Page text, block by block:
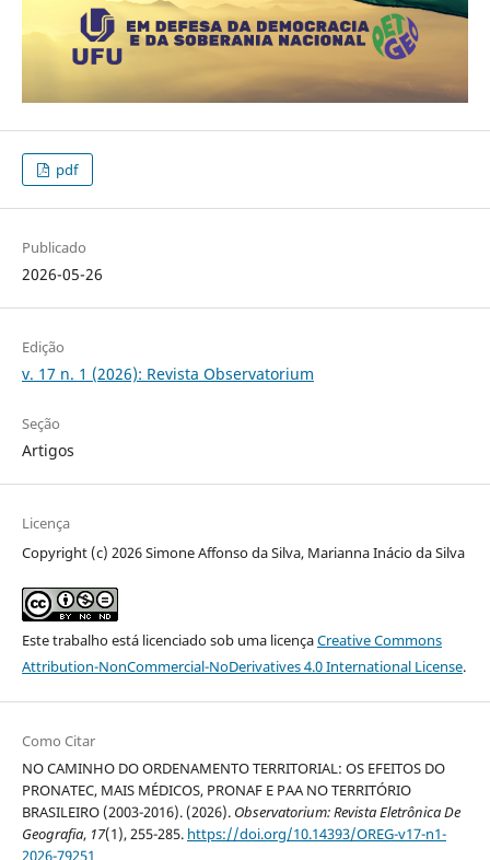
pdf
Publicado
2026-05-26
Edição
v. 17 n. 1 (2026): Revista Observatorium
Seção
Artigos
Licença
Copyright (c) 2026 Simone Affonso da Silva, Marianna Inácio da Silva
Este trabalho está licenciado sob uma licençaCreative Commons
Attribution-NonCommercial-NoDerivatives 4.0 International License.
Como Citar
NO CAMINHO DO ORDENAMENTO TERRITORIAL: OS EFEITOS DO
PRONATEC, MAIS MÉDICOS, PRONAF E PAA NO TERRITÓRIO
BRASILEIRO (2003-2016). (2026). Observatorium: Revista Eletrônica De
Geografia, 17(1), 255-285. https://doi.org/10.14393/OREG-v17-n1-
2026-79251